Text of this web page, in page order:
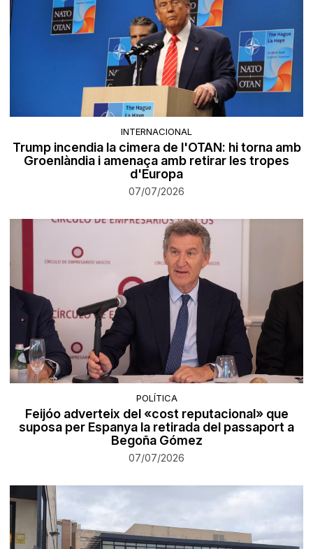
INTERNACIONAL
Trump incendia la cimera de l'OTAN: hi torna amb
Groenlàndia i amenaça amb retirar les tropes
d'Europa
07/07/2026
POLÍTICA
Feijóo adverteix del «cost reputacional» que
suposa per Espanya la retirada del passaport a
Begoña Gómez
07/07/2026